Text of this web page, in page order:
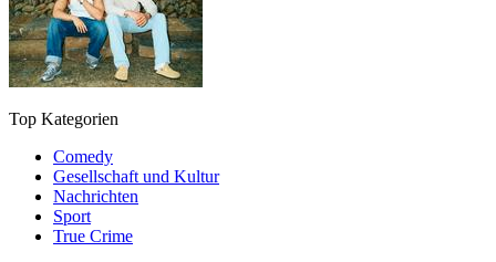
Top Kategorien
Comedy
Gesellschaft und Kultur
Nachrichten
Sport
True Crime